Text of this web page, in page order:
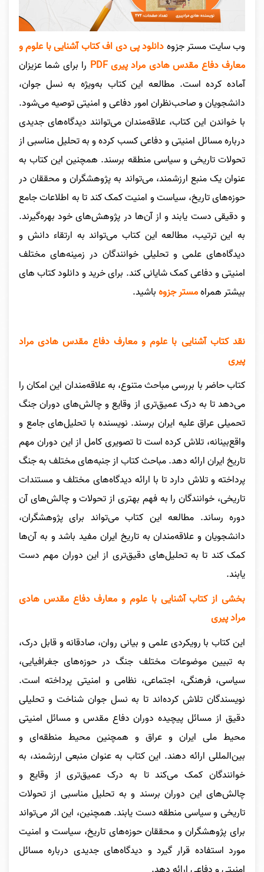
وب سایت مستر جزوهدانلود پی دی اف کتاب آشنایی با علوم و
معارف دفاع مقدس هادی مراد پیری PDF
را برای شما عزیزان
آماده کرده است. مطالعه این کتاب به‌ویژه به نسل جوان،
دانشجویان و صاحب‌نظران امور دفاعی و امنیتی توصیه می‌شود.
با خواندن این کتاب، علاقه‌مندان می‌توانند دیدگاه‌های جدیدی
درباره مسائل امنیتی و دفاعی کسب کرده و به تحلیل مناسبی از
تحولات تاریخی و سیاسی منطقه برسند. همچنین این کتاب به
عنوان یک منبع ارزشمند، می‌تواند به پژوهشگران و محققان در
حوزه‌های تاریخ، سیاست و امنیت کمک کند تا به اطلاعات جامع
و دقیقی دست یابند و از آن‌ها در پژوهش‌های خود بهره‌گیرند.
به این ترتیب، مطالعه این کتاب می‌تواند به ارتقاء دانش و
دیدگاه‌های علمی و تحلیلی خوانندگان در زمینه‌های مختلف
امنیتی و دفاعی کمک شایانی کند. برای خرید و دانلود کتاب های
بیشتر همراهمستر جزوهباشید.
نقد کتاب آشنایی با علوم و معارف دفاع مقدس هادی مراد
پیری
کتاب حاضر با بررسی مباحث متنوع، به علاقه‌مندان این امکان را
می‌دهد تا به درک عمیق‌تری از وقایع و چالش‌های دوران جنگ
تحمیلی عراق علیه ایران برسند. نویسنده با تحلیل‌های جامع و
واقع‌بینانه، تلاش کرده است تا تصویری کامل از این دوران مهم
تاریخ ایران ارائه دهد. مباحث کتاب از جنبه‌های مختلف به جنگ
پرداخته و تلاش دارد تا با ارائه دیدگاه‌های مختلف و مستندات
تاریخی، خوانندگان را به فهم بهتری از تحولات و چالش‌های آن
دوره رساند. مطالعه این کتاب می‌تواند برای پژوهشگران،
دانشجویان و علاقه‌مندان به تاریخ ایران مفید باشد و به آن‌ها
کمک کند تا به تحلیل‌های دقیق‌تری از این دوران مهم دست
یابند.
بخشی از کتاب آشنایی با علوم و معارف دفاع مقدس هادی
مراد پیری
این کتاب با رویکردی علمی و بیانی روان، صادقانه و قابل درک،
به تبیین موضوعات مختلف جنگ در حوزه‌های جغرافیایی،
سیاسی، فرهنگی، اجتماعی، نظامی و امنیتی پرداخته است.
نویسندگان تلاش کرده‌اند تا به نسل جوان شناخت و تحلیلی
دقیق از مسائل پیچیده دوران دفاع مقدس و مسائل امنیتی
محیط ملی ایران و عراق و همچنین محیط منطقه‌ای و
بین‌المللی ارائه دهند. این کتاب به عنوان منبعی ارزشمند، به
خوانندگان کمک می‌کند تا به درک عمیق‌تری از وقایع و
چالش‌های این دوران برسند و به تحلیل مناسبی از تحولات
تاریخی و سیاسی منطقه دست یابند. همچنین، این اثر می‌تواند
برای پژوهشگران و محققان حوزه‌های تاریخ، سیاست و امنیت
مورد استفاده قرار گیرد و دیدگاه‌های جدیدی درباره مسائل